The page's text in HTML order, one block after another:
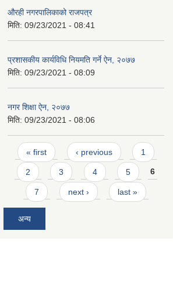
औरही नगरपालिकाको राजपत्र
मिति: 09/23/2021 - 08:41
प्रशासकीय कार्यविधि नियमति गर्ने ऐन, २०७७
मिति: 09/23/2021 - 08:09
नगर शिक्षा ऐन, २०७७
मिति: 09/23/2021 - 08:06
Pages
« first ‹ previous 1
2 3 4 5 6
7 next › last »
अन्य